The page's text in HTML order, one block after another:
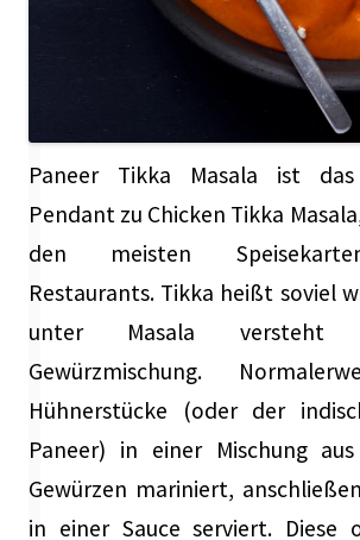
Paneer Tikka Masala ist das
Pendant zu Chicken Tikka
den meisten
Restaurants. Tikka heißt soviel
unter Masala versteht
Gewürzmischung.
Hühnerstücke (oder der
Paneer) in einer Mischung
Gewürzen mariniert,
in einer Sauce serviert. Diese